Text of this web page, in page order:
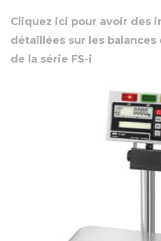
Cliquez ici pour avoir des
détaillées sur les
de la série FS-i